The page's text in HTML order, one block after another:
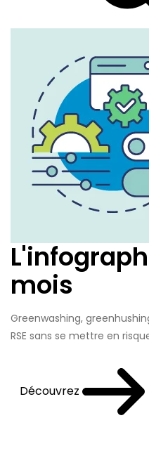
mois
Greenwashing,
RSE sans se mettre en
Découvrez